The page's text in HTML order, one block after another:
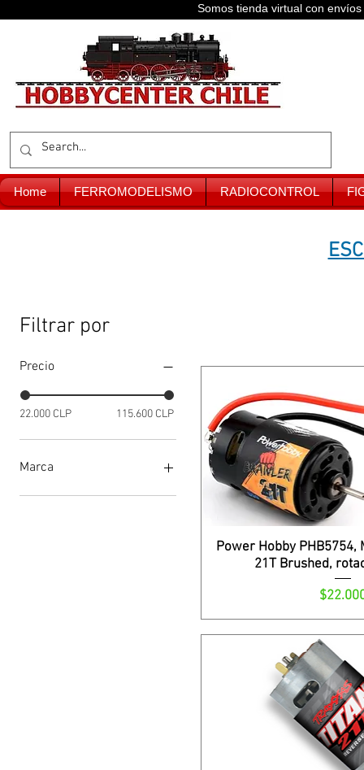
Somos tienda virtual con
Home FERROMODELISMO RADIOCONTROL
Filtrar por
Precio
22.000 CLP 115.600 CLP
Marca
Hobbywing
Power Hobby
21T Brushed,
Precio